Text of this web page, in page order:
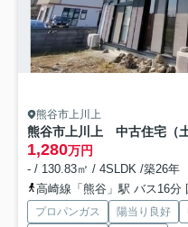
熊谷市上川上
1,280万円
- / 130.83㎡ / 4SLDK /築26年
高崎線「熊谷」駅 バス16分
プロパンガス 陽当り良好